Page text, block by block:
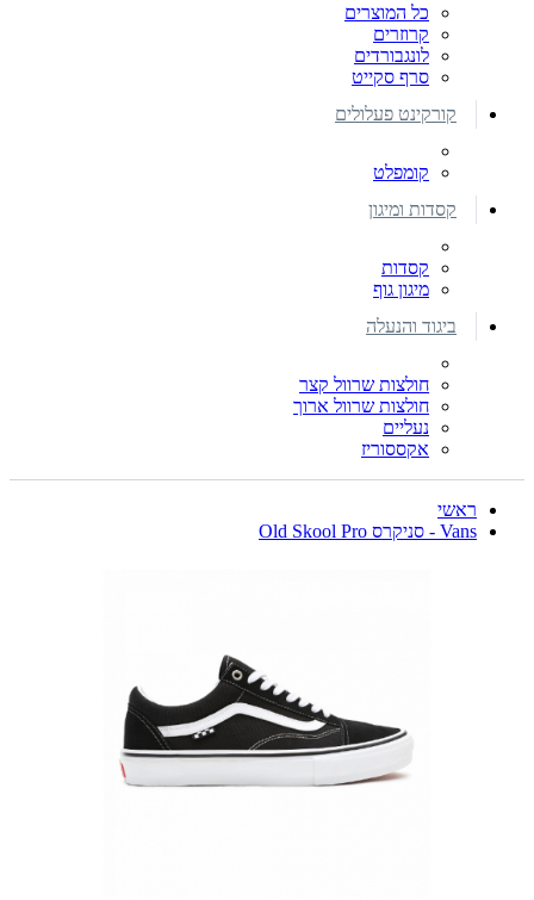
כל המוצרים
קרוזרים
לונגבורדים
סרף סקייט
קורקינט פעלולים
קומפלט
קסדות ומיגון
קסדות
מיגון גוף
ביגוד והנעלה
חולצות שרוול קצר
חולצות שרוול ארוך
נעליים
אקססוריז
ראשי
Vans - סניקרס Old Skool Pro